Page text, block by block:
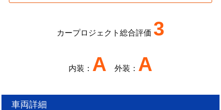
カープロジェクト総合評価 3
内装： A 外装： A
車両詳細